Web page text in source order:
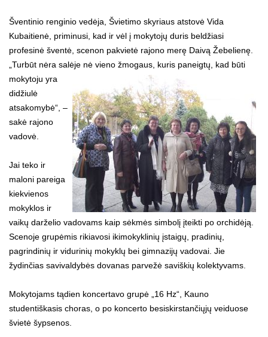
Šventinio renginio vedėja, Švietimo skyriaus atstovė Vida
Kubaitienė, priminusi, kad ir vėl į mokytojų duris beldžiasi
profesinė šventė, scenon pakvietė rajono merę Daivą Žebelienę.
„Turbūt nėra salėje nė vieno žmogaus, kuris paneigtų, kad būti
mokytoju yra
didžiulė
atsakomybė“, –
sakė rajono
vadovė.
Jai teko ir
maloni pareiga
kiekvienos
mokyklos ir
vaikų darželio vadovams kaip sėkmės simbolį įteikti po orchidėją.
Scenoje grupėmis rikiavosi ikimokyklinių įstaigų, pradinių,
pagrindinių ir vidurinių mokyklų bei gimnazijų vadovai. Jie
žydinčias savivaldybės dovanas parvežė saviškių kolektyvams.
Mokytojams tądien koncertavo grupė „16 Hz“, Kauno
studentiškasis choras, o po koncerto besiskirstančiųjų veiduose
švietė šypsenos.